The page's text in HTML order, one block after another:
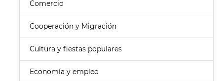
Comercio
Cooperación y Migración
Cultura y fiestas populares
Economía y empleo